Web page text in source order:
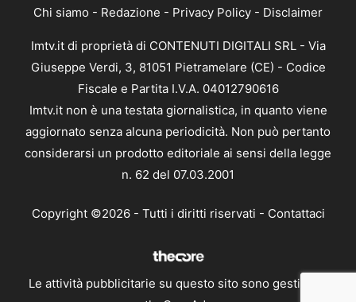
Chi siamo - Redazione - Privacy Policy - Disclaimer
Imtv.it di proprietà di CONTENUTI DIGITALI SRL - Via
Giuseppe Verdi, 3, 81051 Pietramelare (CE) - Codice
Fiscale e Partita I.V.A. 04012790616
Imtv.it non è una testata giornalistica, in quanto viene
aggiornato senza alcuna periodicità. Non può pertanto
considerarsi un prodotto editoriale ai sensi della legge
n. 62 del 07.03.2001
Copyright ©2026 - Tutti i diritti riservati - Contattaci
Le attività pubblicitarie su questo sito sono gestite da